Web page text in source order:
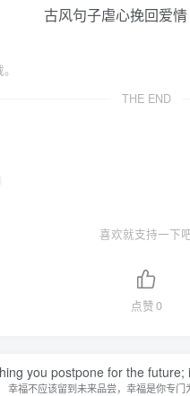
THE END
喜欢就支持一下
点赞0
you postpone for the
幸福不应该留到未来品尝，幸福是你专门